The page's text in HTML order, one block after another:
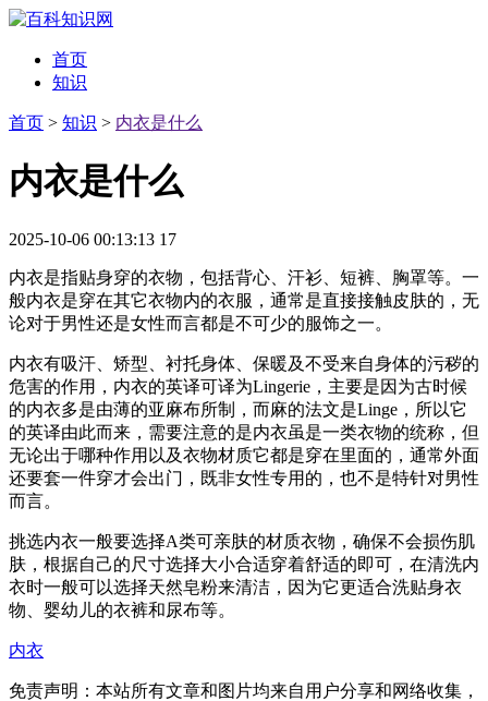
首页
知识
首页 > 知识 > 内衣是什么
内衣是什么
2025-10-06 00:13:13 17
内衣是指贴身穿的衣物，包括背心、汗衫、短裤、胸罩等。一
般内衣是穿在其它衣物内的衣服，通常是直接接触皮肤的，无
论对于男性还是女性而言都是不可少的服饰之一。
内衣有吸汗、矫型、衬托身体、保暖及不受来自身体的污秽的
危害的作用，内衣的英译可译为Lingerie，主要是因为古时候
的内衣多是由薄的亚麻布所制，而麻的法文是Linge，所以它
的英译由此而来，需要注意的是内衣虽是一类衣物的统称，但
无论出于哪种作用以及衣物材质它都是穿在里面的，通常外面
还要套一件穿才会出门，既非女性专用的，也不是特针对男性
而言。
挑选内衣一般要选择A类可亲肤的材质衣物，确保不会损伤肌
肤，根据自己的尺寸选择大小合适穿着舒适的即可，在清洗内
衣时一般可以选择天然皂粉来清洁，因为它更适合洗贴身衣
物、婴幼儿的衣裤和尿布等。
内衣
免责声明：本站所有文章和图片均来自用户分享和网络收集，